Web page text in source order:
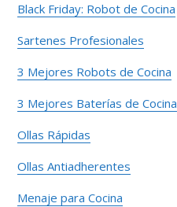
Black Friday: Robot de Cocina
Sartenes Profesionales
3 Mejores Robots de Cocina
3 Mejores Baterías de Cocina
Ollas Rápidas
Ollas Antiadherentes
Menaje para Cocina